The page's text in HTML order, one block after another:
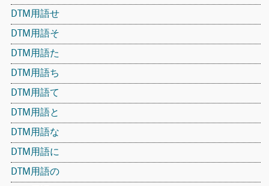
DTM用語せ
DTM用語そ
DTM用語た
DTM用語ち
DTM用語て
DTM用語と
DTM用語な
DTM用語に
DTM用語の